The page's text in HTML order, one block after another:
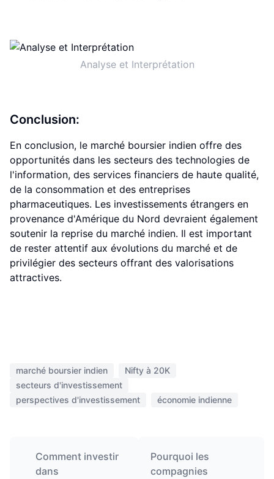
Analyse et Interprétation
Conclusion:
En conclusion, le marché boursier indien offre des
opportunités dans les secteurs des technologies de
l'information, des services financiers de haute qualité,
de la consommation et des entreprises
pharmaceutiques. Les investissements étrangers en
provenance d'Amérique du Nord devraient également
soutenir la reprise du marché indien. Il est important
de rester attentif aux évolutions du marché et de
privilégier des secteurs offrant des valorisations
attractives.
marché boursier indien
Nifty à 20K
secteurs d'investissement
perspectives d'investissement
économie indienne
Comment investir
dans
Pourquoi les
compagnies